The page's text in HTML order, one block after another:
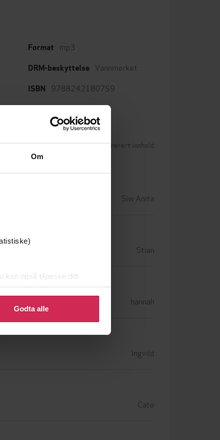
Om
kan også tilpasse ditt
eller endre ditt samtykke.
Godta alle
Format mp3
DRM-beskyttelse Vannmerket
ISBN 9788242180759
Betingelser for brukergenerert innhold
Siw Anita
Stian
hannah
Ingvild
Cato